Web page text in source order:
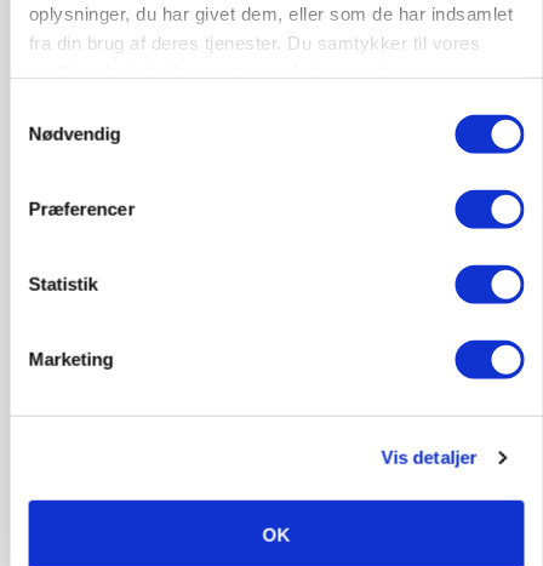
oplysninger, du har givet dem, eller som de har indsamlet
fra din brug af deres tjenester. Du samtykker til vores
Nødvendig
Præferencer
Statistik
Marketing
Vis detaljer
OK
HØST-TOUR
Skal bjærge 100 hektar våd halm: På Lykkeslund
Loading...